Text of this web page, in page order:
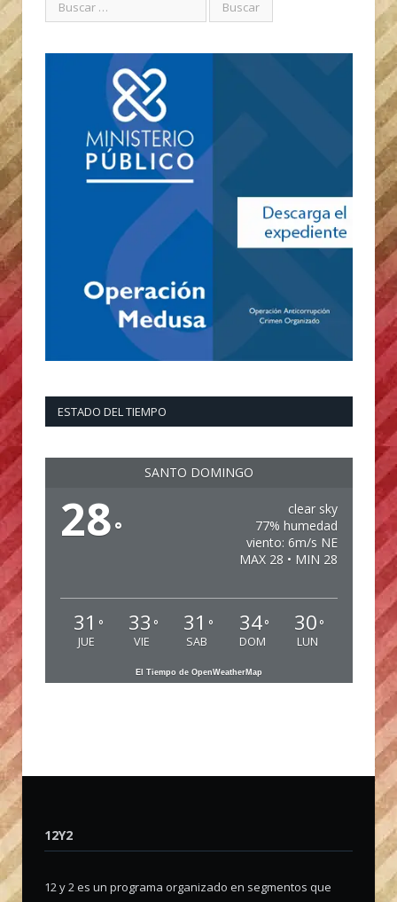
ESTADO DEL TIEMPO
SANTO DOMINGO
28°
clear sky
77% humedad
viento: 6m/s NE
MAX 28 • MIN 28
31 °
JUE
33 °
VIE
31 °
SAB
34°
DOM
30 °
LUN
El Tiempo de OpenWeatherMap
12Y2
12 y 2 es un programa organizado en segmentos que